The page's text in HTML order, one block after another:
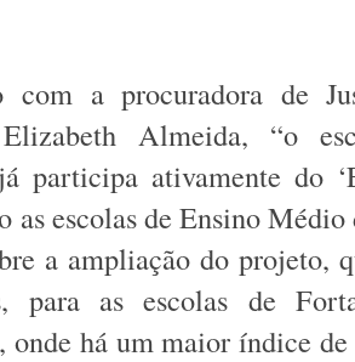
com a procuradora de
Elizabeth Almeida, “o
participa ativamente do
as escolas de Ensino
a ampliação do projeto,
para as escolas de
onde há um maior índice